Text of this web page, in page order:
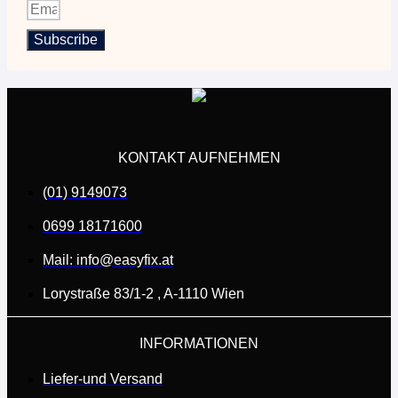
Subscribe
KONTAKT AUFNEHMEN
(01) 9149073
0699 18171600
Mail: info@easyfix.at
Lorystraße 83/1-2 , A-1110 Wien
INFORMATIONEN
Liefer-und Versand